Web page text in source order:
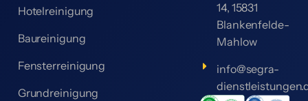
Hotelreinigung
Baureinigung
Fensterreinigung
Grundreinigung
14, 15831
Blankenfelde-
Mahlow
info@segra-